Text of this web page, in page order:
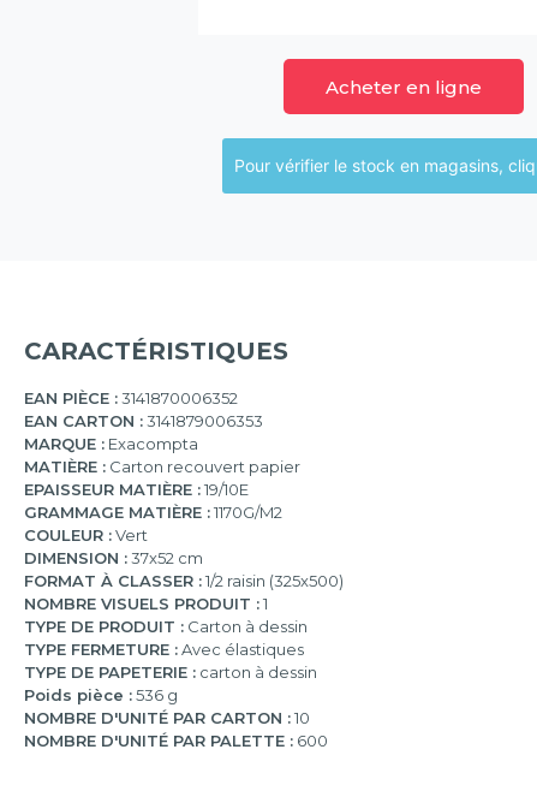
Acheter en ligne
Pour vérifier le
CARACTÉRISTIQUES
EAN PIÈCE :3141870006352
EAN CARTON :3141879006353
MARQUE : Exacompta
MATIÈRE : Carton recouvert papier
EPAISSEUR MATIÈRE :19/10E
GRAMMAGE MATIÈRE :1170G/M2
COULEUR :Vert
DIMENSION :37x52 cm
FORMAT À CLASSER :1/2 raisin (325x500)
NOMBRE VISUELS PRODUIT :1
TYPE DE PRODUIT : Carton à dessin
TYPE FERMETURE :Avec élastiques
TYPE DE PAPETERIE : carton à dessin
Poids pièce :536 g
NOMBRE D'UNITÉ PAR CARTON :10
NOMBRE D'UNITÉ PAR PALETTE : 600